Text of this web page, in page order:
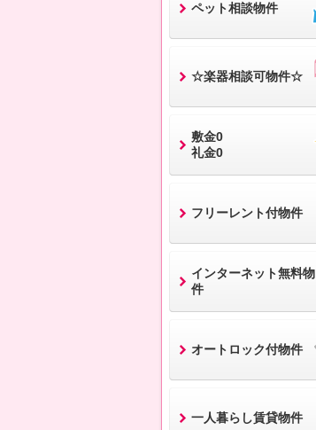
ペット相談物件
☆楽器相談可物件☆
敷金0
礼金0
フリーレント付物件
インターネット無料物
件
オートロック付物件
一人暮らし賃貸物件